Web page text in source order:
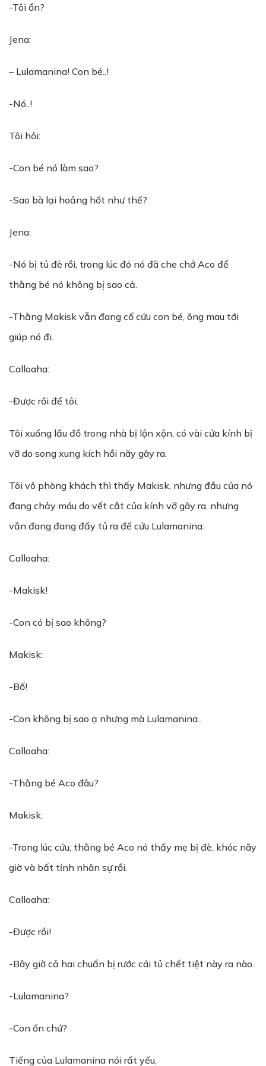
-Tôi ổn?
Jena:
– Lulamanina! Con bé..!
-Nó..!
Tôi hỏi:
-Con bé nó làm sao?
-Sao bà lại hoảng hốt như thế?
Jena:
-Nó bị tủ đè rồi, trong lúc đó nó đã che chở Aco để
thằng bé nó không bị sao cả.
-Thằng Makisk vẫn đang cố cứu con bé, ông mau tới
giúp nó đi.
Calloaha:
-Được rồi để tôi.
Tôi xuống lầu đồ trong nhà bị lộn xộn, có vài cửa kính bị
vỡ do song xung kích hồi nãy gây ra.
Tôi vô phòng khách thì thấy Makisk, nhưng đầu của nó
đang chảy máu do vết cắt của kính vỡ gây ra, nhưng
vẫn đang đang đẩy tủ ra để cứu Lulamanina.
Calloaha:
-Makisk!
-Con có bị sao không?
Makisk:
-Bố!
-Con không bị sao ạ nhưng mà Lulamanina..
Calloaha:
-Thằng bé Aco đâu?
Makisk:
-Trong lúc cứu, thằng bé Aco nó thấy mẹ bị đè, khóc nãy
giờ và bất tỉnh nhân sự rồi.
Calloaha:
-Được rồi!
-Bây giờ cả hai chuẩn bị rước cái tủ chết tiệt này ra nào.
-Lulamanina?
-Con ổn chứ?
Tiếng của Lulamanina nói rất yếu,